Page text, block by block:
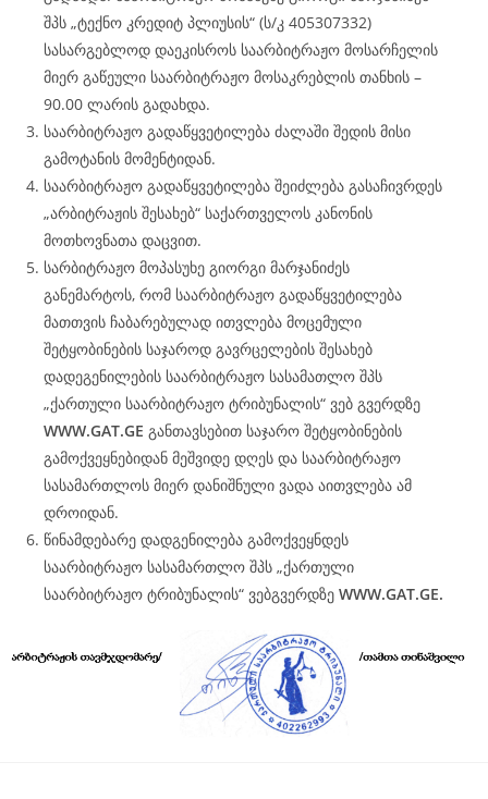
შპს „ტექნო კრედიტ პლიუსის“ (ს/კ 405307332)
სასარგებლოდ დაეკისროს საარბიტრაჟო მოსარჩელის
მიერ გაწეული საარბიტრაჟო მოსაკრებლის თანხის –
90.00 ლარის გადახდა.
საარბიტრაჟო გადაწყვეტილება ძალაში შედის მისი
გამოტანის მომენტიდან.
საარბიტრაჟო გადაწყვეტილება შეიძლება გასაჩივრდეს
„არბიტრაჟის შესახებ“ საქართველოს კანონის
მოთხოვნათა დაცვით.
სარბიტრაჟო მოპასუხე გიორგი მარჯანიძეს
განემარტოს, რომ საარბიტრაჟო გადაწყვეტილება
მათთვის ჩაბარებულად ითვლება მოცემული
შეტყობინების საჯაროდ გავრცელების შესახებ
დადეგენილების საარბიტრაჟო სასამათლო შპს
„ქართული საარბიტრაჟო ტრიბუნალის“ ვებ გვერდზე
WWW.GAT.GE განთავსებით საჯარო შეტყობინების
გამოქვეყნებიდან მეშვიდე დღეს და საარბიტრაჟო
სასამართლოს მიერ დანიშნული ვადა აითვლება ამ
დროიდან.
წინამდებარე დადგენილება გამოქვეყნდეს
საარბიტრაჟო სასამართლო შპს „ქართული
საარბიტრაჟო ტრიბუნალის“ ვებგვერდზე WWW.GAT.GE.